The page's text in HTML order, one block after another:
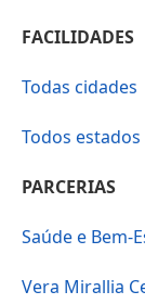
FACILIDADES
Todas cidades
Todos estados
PARCERIAS
Saúde e Bem-
Vera Mirallia